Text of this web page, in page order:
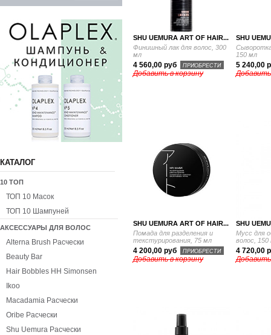
SHU UEMURA ART OF HAIR...
Финишный лак для волос, 300
мл
4 560,00 руб ПРИОБРЕСТИ
Добавить в корзину
SHU
150 мл
5 240,00
Добавить
SHU UEMURA ART OF HAIR...
Помада для разделения и
текстурирования, 75 мл
4 200,00 руб ПРИОБРЕСТИ
Добавить в корзину
SHU
Мусс для
волос, 150
4 720,00
Добавить
КАТАЛОГ
10 ТОП
ТОП 10 Масок
ТОП 10 Шампуней
АКСЕССУАРЫ ДЛЯ ВОЛОС
Alterna Brush Расчески
Beauty Bar
Hair Bobbles HH Simonsen
Ikoo
Macadamia Расчески
Oribe Расчески
Shu Uemura Расчески